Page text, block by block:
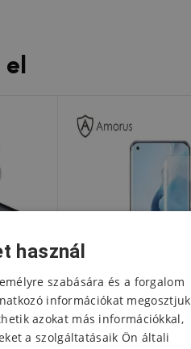
el
használ
szabására és a forgalom
információkat megosztjuk
azokat más információkkal,
a szolgáltatásaik Ön általi